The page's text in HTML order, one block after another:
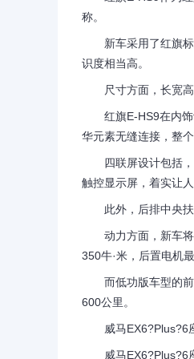
称。
新车采用了红旗标
识度相当高。
尺寸方面，长宽高
红旗E-HS9在内饰
华元素无缝连接，整
四联屏设计包括，
触控显示屏，着实让人
此外，后排中央扶
动力方面，新车将
350牛·米，后置电机
而低功版车型的前
600公里。
威马EX6?Plus?6
威马EX6?Plus?6座